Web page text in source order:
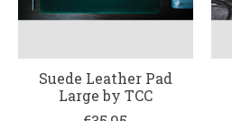
Suede Leather Pad
Large by TCC